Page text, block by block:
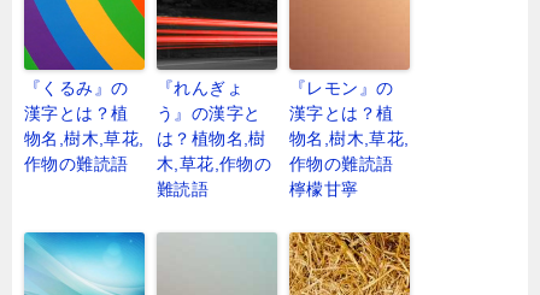
『くるみ』の
漢字とは？植
物名,樹木,草花,
作物の難読語
『れんぎょ
う』の漢字と
は？植物名,樹
木,草花,作物の
難読語
『レモン』の
漢字とは？植
物名,樹木,草花,
作物の難読語
檸檬甘寧